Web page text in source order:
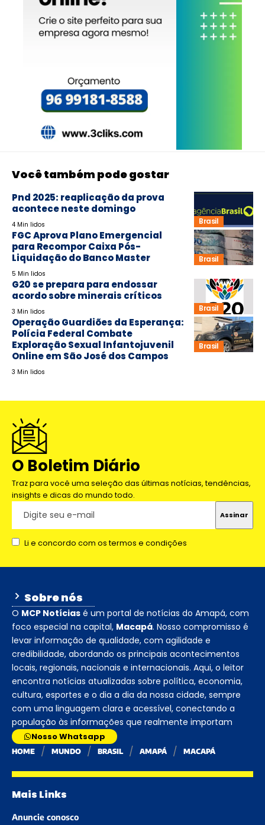
Você também pode gostar
Brasil
Pnd 2025: reaplicação da prova
acontece neste domingo
4 Min lidos
Brasil
FGC Aprova Plano Emergencial
para Recompor Caixa Pós-
Liquidação do Banco Master
5 Min lidos
Brasil
G20 se prepara para endossar
acordo sobre minerais críticos
3 Min lidos
Brasil
Operação Guardiões da Esperança:
Polícia Federal Combate
Exploração Sexual Infantojuvenil
Online em São José dos Campos
3 Min lidos
O Boletim Diário
Traz para você uma seleção das últimas notícias, tendências,
insights e dicas do mundo todo.
Li e concordo com os termos e condições
Sobre nós
O MCP Notícias é um portal de notícias do Amapá, com
foco especial na capital, Macapá. Nosso compromisso é
levar informação de qualidade, com agilidade e
credibilidade, abordando os principais acontecimentos
locais, regionais, nacionais e internacionais. Aqui, o leitor
encontra notícias atualizadas sobre política, economia,
cultura, esportes e o dia a dia da nossa cidade, sempre
com uma linguagem clara e acessível, conectando a
população às informações que realmente importam
Nosso Whatsapp
HOME MUNDO BRASIL AMAPÁ MACAPÁ
Mais Links
Anuncie conosco